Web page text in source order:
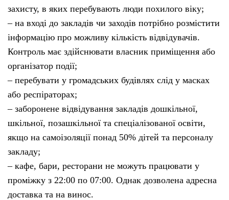
захисту, в яких перебувають люди похилого віку;
– на вході до закладів чи заходів потрібно розмістити
інформацію про можливу кількість відвідувачів.
Контроль має здійснювати власник приміщення або
організатор події;
– перебувати у громадських будівлях слід у масках
або респіраторах;
– заборонене відвідування закладів дошкільної,
шкільної, позашкільної та спеціалізованої освіти,
якщо на самоізоляції понад 50% дітей та персоналу
закладу;
– кафе, бари, ресторани не можуть працювати у
проміжку з 22:00 по 07:00. Однак дозволена адресна
доставка та на винос.